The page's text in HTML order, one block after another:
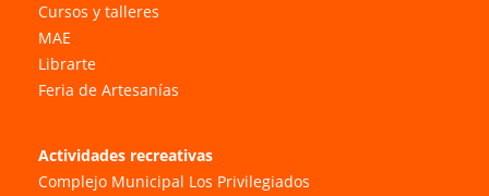
Cursos y talleres
MAE
Librarte
Feria de Artesanías
Actividades recreativas
Complejo Municipal Los Privilegiados